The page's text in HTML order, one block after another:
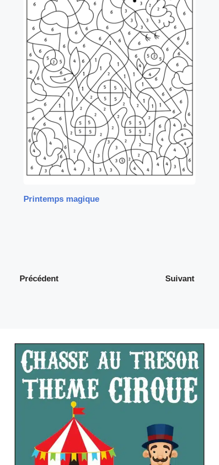
Printemps magique
Précédent Suivant